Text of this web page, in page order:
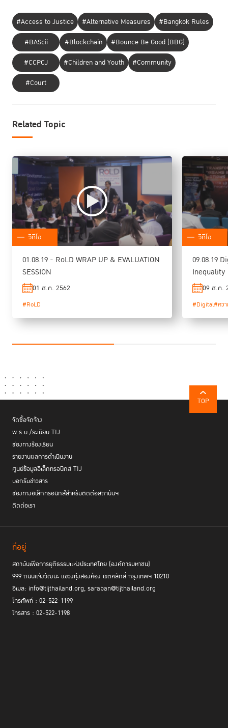
#Access to Justice #Alternative Measures
#Bangkok Rules
#BAScii
#Blockchain
#Bounce Be Good (BBG)
#CCPCJ
#Children and Youth
#Community
#Court
Related Topic
วิดีโอ
01.08.19 - RoLD WRAP UP & EVALUATION
SESSION
01 ส.ค. 2562
#RoLD
วิดีโอ
09.08.19
Inequality
09 ส.ค.
#Digital#ควา
TOP
จัดซื้อจัดจ้าง
พ.ร.บ./ระเบียบ TIJ
ช่องทางร้องเรียน
รายงานผลการดำเนินงาน
ศูนย์ข้อมูลอิเล็กทรอนิกส์ TIJ
บอกรับข่าวสาร
ช่องทางอิเล็กทรอนิกส์สำหรับติดต่อสถาบันฯ
ติดต่อเรา
ที่อยู่
สถาบันเพื่อการยุติธรรมแห่งประเทศไทย (องค์การมหาชน)
999 ถนนแจ้งวัฒนะ แขวงทุ่งสองห้อง เขตหลักสี่ กรุงเทพฯ 10210
อีเมล: info@tijthailand.org, saraban@tijthailand.org
โทรศัพท์ : 02-522-1199
โทรสาร : 02-522-1198